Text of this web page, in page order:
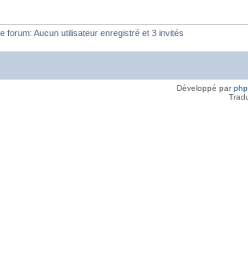
forum: Aucun utilisateur enregistré et 3 invités
Développé par